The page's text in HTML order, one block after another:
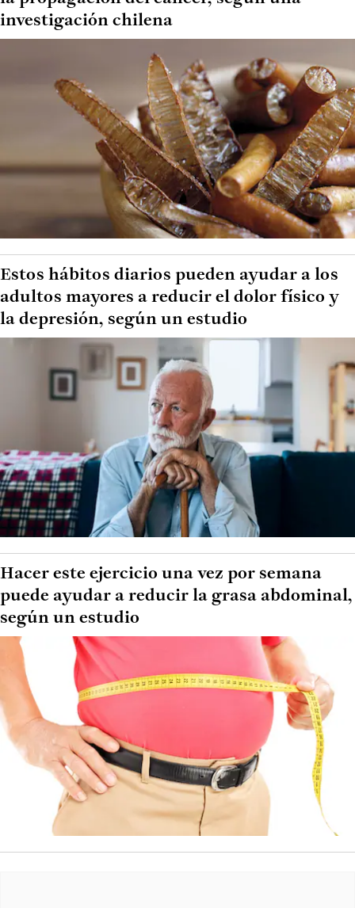
investigación chilena
Estos hábitos diarios pueden ayudar a los
adultos mayores a reducir el dolor físico y
la depresión, según un estudio
Hacer este ejercicio una vez por semana
puede ayudar a reducir la grasa abdominal,
según un estudio